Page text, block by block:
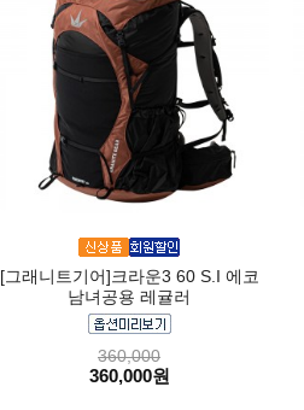
[그래니트기어]크라운3 60 S.I 에코
남녀공용 레귤러
360,000
360,000원